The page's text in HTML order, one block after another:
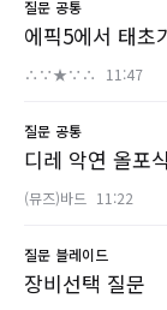
질문 공통
에픽5에서 태초
∴∵★∵∴ 11:47
질문 공통
디레 악연 올포
(뮤즈)바드 11:22
질문 블레이드
장비선택 질문